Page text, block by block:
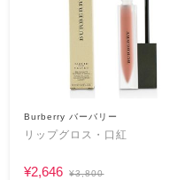
Burberry バーバリー
リップグロス・口紅
¥2,646 ¥3,800